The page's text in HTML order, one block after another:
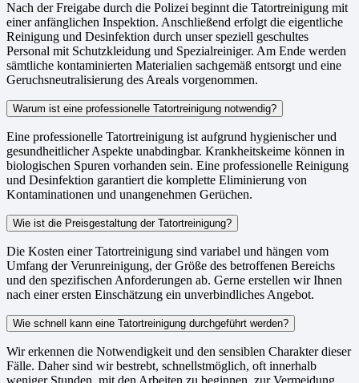
Nach der Freigabe durch die Polizei beginnt die Tatortreinigung mit
einer anfänglichen Inspektion. Anschließend erfolgt die eigentliche
Reinigung und Desinfektion durch unser speziell geschultes
Personal mit Schutzkleidung und Spezialreiniger. Am Ende werden
sämtliche kontaminierten Materialien sachgemäß entsorgt und eine
Geruchsneutralisierung des Areals vorgenommen.
Warum ist eine professionelle Tatortreinigung notwendig?
Eine professionelle Tatortreinigung ist aufgrund hygienischer und
gesundheitlicher Aspekte unabdingbar. Krankheitskeime können in
biologischen Spuren vorhanden sein. Eine professionelle Reinigung
und Desinfektion garantiert die komplette Eliminierung von
Kontaminationen und unangenehmen Gerüchen.
Wie ist die Preisgestaltung der Tatortreinigung?
Die Kosten einer Tatortreinigung sind variabel und hängen vom
Umfang der Verunreinigung, der Größe des betroffenen Bereichs
und den spezifischen Anforderungen ab. Gerne erstellen wir Ihnen
nach einer ersten Einschätzung ein unverbindliches Angebot.
Wie schnell kann eine Tatortreinigung durchgeführt werden?
Wir erkennen die Notwendigkeit und den sensiblen Charakter dieser
Fälle. Daher sind wir bestrebt, schnellstmöglich, oft innerhalb